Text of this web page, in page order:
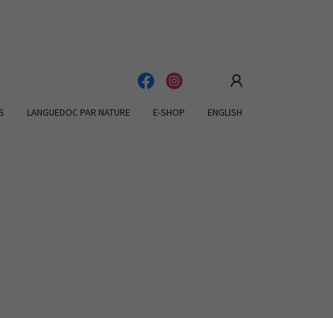
LANGUEDOC PAR NATURE E-SHOP ENGLISH